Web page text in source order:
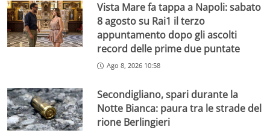
Vista Mare fa tappa a Napoli: sabato
8 agosto su Rai1 il terzo
appuntamento dopo gli ascolti
record delle prime due puntate
Ago 8, 2026 10:58
Secondigliano, spari durante la
Notte Bianca: paura tra le strade del
rione Berlingieri